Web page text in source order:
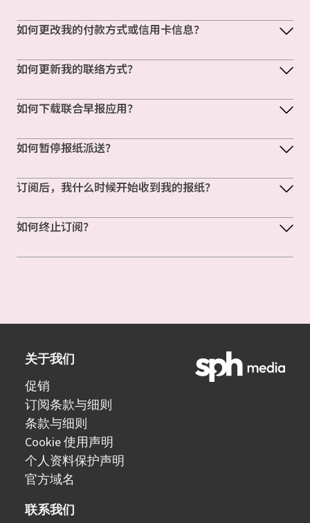
如何更改我的付款方式或信用卡信息？
如何更新我的联络方式？
如何下载联合早报应用？
如何暂停报纸派送？
订阅后，我什么时候开始收到我的报纸？
如何终止订阅？
关于我们
促销
订阅条款与细则
条款与细则
Cookie 使用声明
个人资料保护声明
官方域名
联系我们